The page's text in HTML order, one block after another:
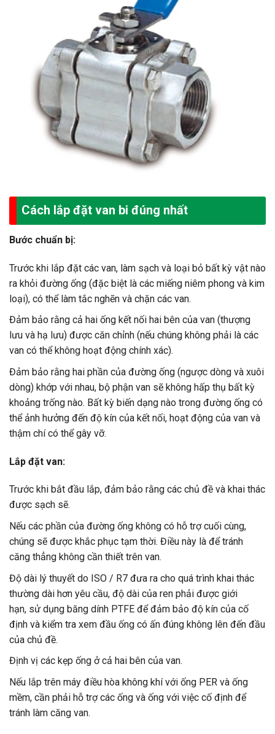
Cách lắp đặt van bi đúng nhất
Bước chuẩn bị:
Trước khi lắp đặt các van, làm sạch và loại bỏ bất kỳ vật nào
ra khỏi đường ống (đặc biệt là các miếng niêm phong và kim
loại), có thể làm tắc nghẽn và chặn các van.
Đảm bảo rằng cả hai ống kết nối hai bên của van (thượng
lưu và hạ lưu) được căn chỉnh (nếu chúng không phải là các
van có thể không hoạt động chính xác).
Đảm bảo rằng hai phần của đường ống (ngược dòng và xuôi
dòng) khớp với nhau, bộ phận van sẽ không hấp thụ bất kỳ
khoảng trống nào. Bất kỳ biến dạng nào trong đường ống có
thể ảnh hưởng đến độ kín của kết nối, hoạt động của van và
thậm chí có thể gây vỡ.
Lắp đặt van:
Trước khi bắt đầu lắp, đảm bảo rằng các chủ đề và khai thác
được sạch sẽ.
Nếu các phần của đường ống không có hỗ trợ cuối cùng,
chúng sẽ được khắc phục tạm thời. Điều này là để tránh
căng thẳng không cần thiết trên van.
Độ dài lý thuyết do ISO / R7 đưa ra cho quá trình khai thác
thường dài hơn yêu cầu, độ dài của ren phải được giới
hạn, sử dụng băng dính PTFE để đảm bảo độ kín của cố
định và kiểm tra xem đầu ống có ấn đúng không lên đến đầu
của chủ đề.
Định vị các kẹp ống ở cả hai bên của van.
Nếu lắp trên máy điều hòa không khí với ống PER và ống
mềm, cần phải hỗ trợ các ống và ống với việc cố định để
tránh làm căng van.